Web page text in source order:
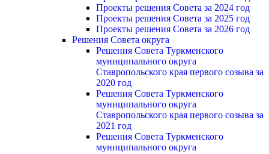
Проекты решения Совета за 2024 год
Проекты решения Совета за 2025 год
Проекты решения Совета за 2026 год
Решения Совета округа
Решения Совета Туркменского
муниципального округа
Ставропольского края первого созыва за
2020 год
Решения Совета Туркменского
муниципального округа
Ставропольского края первого созыва за
2021 год
Решения Совета Туркменского
муниципального округа